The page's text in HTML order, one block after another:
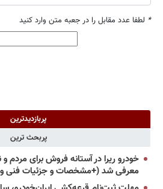
* لطفا عدد مقابل را در جعبه متن وارد کنید
پربازدیدترین
پربحث ترین
خودرو ریرا در آستانه فروش برای مردم
معرفی شد (+مشخصات و جزئیات فنی و